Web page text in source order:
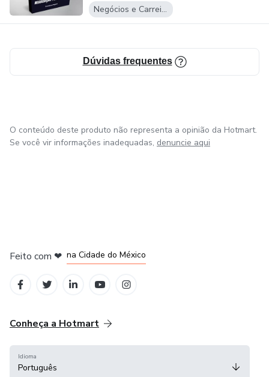
Negócios e Carreira
Dúvidas frequentes
O conteúdo deste produto não representa a opinião da Hotmart.
Se você vir informações inadequadas, denuncie aqui
Feito com ❤ na Cidade do México
Conheça a Hotmart
Idioma
Português